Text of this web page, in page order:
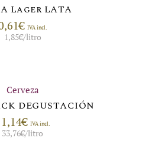
Lager LATA
€ IVA incl.
1,85€/litro
Cerveza
DEGUSTACIÓN
€ IVA incl.
33,76€/litro